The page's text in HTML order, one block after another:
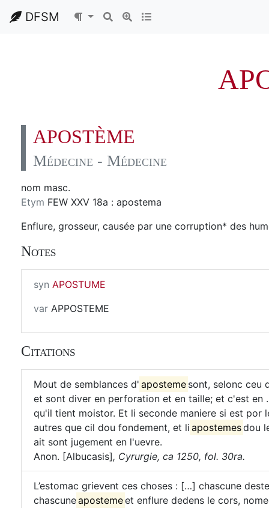
DFSM
APOSTÈME
Médecine - Médecine
nom masc.
Etym FEW XXV 18a : apostema
Enflure, grosseur, causée par une corruption* des
Notes
syn APOSTUME
var APPOSTEME
Citations
Mout de semblances d' aposteme sont, selonc ceu
et sont diver en perforation et en taille; et c'est en
qu'il tient moistor. Et li seconde maniere si est por
autres que cil dou fondement, et li apostemesdou
ait sont jugement en l'uevre.
Anon. [Albucasis], Cyrurgie, ca 1250, fol. 30ra.
L’estomac grievent ces choses : […] chascune
chascuneapostemeet enflure dedens le cors,